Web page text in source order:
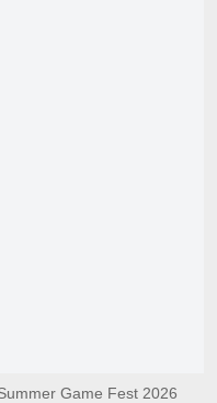
Game Fest 2026